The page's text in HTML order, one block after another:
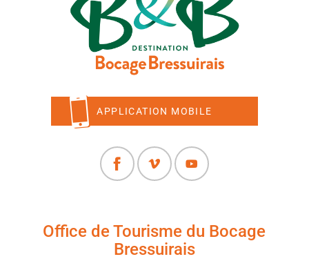
APPLICATION MOBILE
Office de Tourisme du Bocage
Bressuirais